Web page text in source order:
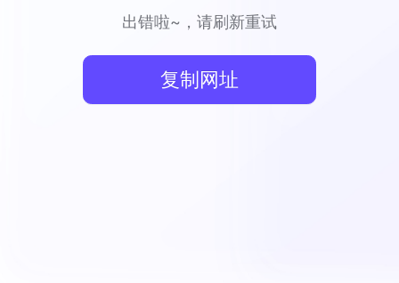
出错啦~，请刷新重试
复制网址